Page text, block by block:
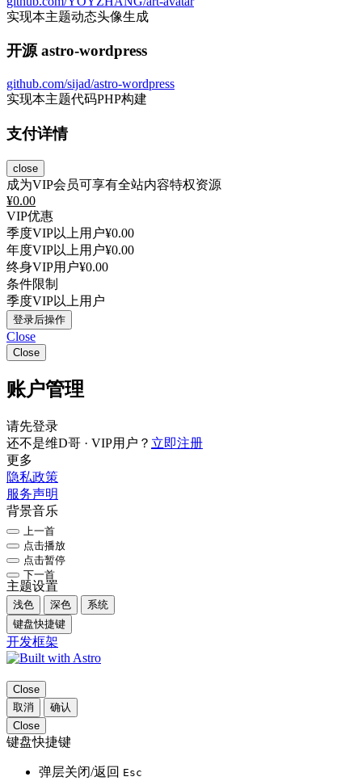
实现本主题动态头像生成
开源 astro-wordpress
github.com/sijad/astro-wordpress
实现本主题代码PHP构建
支付详情
close
成为VIP会员可享有全站内容特权资源
¥0.00
VIP优惠
季度VIP以上用户¥0.00
年度VIP以上用户¥0.00
终身VIP用户¥0.00
条件限制
季度VIP以上用户
登录后操作
Close
Close
账户管理
请先登录
还不是维D哥 · VIP用户？ 立即注册
更多
隐私政策
服务声明
背景音乐
上一首
点击播放
点击暂停
下一首
主题设置
浅色 深色
系统
键盘快捷键
开发框架
Close
取消
确认
Close
键盘快捷键
弹层关闭/返回 Esc